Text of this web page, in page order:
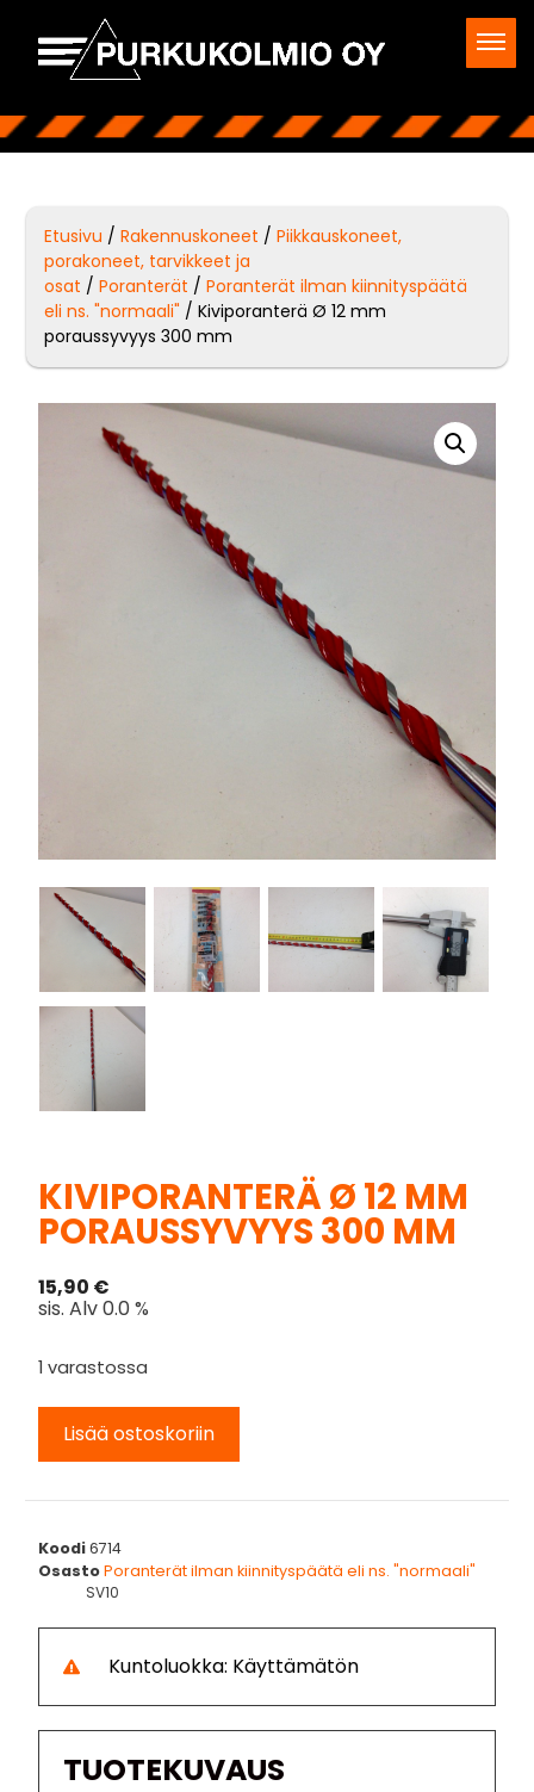
Etusivu /Rakennuskoneet /Piikkauskoneet,
porakoneet, tarvikkeet ja
osat /Poranterät /Poranterät ilman kiinnityspäätä
eli ns. "normaali" / Kiviporanterä Ø 12 mm
poraussyvyys 300 mm
KIVIPORANTERÄ Ø 12 MM
PORAUSSYVYYS 300 MM
15,90 €
sis. Alv 0.0 %
1 varastossa
Lisää ostoskoriin
Koodi6714
OsastoPoranterät ilman kiinnityspäätä eli ns. "normaali"
SV10
Kuntoluokka: Käyttämätön
TUOTEKUVAUS